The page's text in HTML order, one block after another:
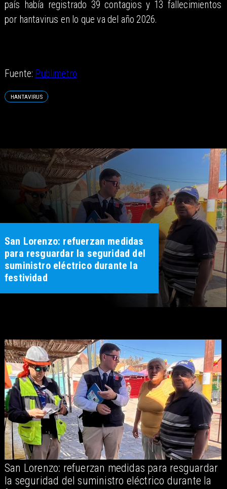
país había registrado 39 contagios y 13 fallecimientos
por hantavirus en lo que va del año 2026.
Fuente: Publimetro
HANTAVIRUS
San Lorenzo: refuerzan medidas
para resguardar la seguridad del
suministro eléctrico durante la
festividad
San Lorenzo: refuerzan medidas para resguardar
la seguridad del suministro eléctrico durante la